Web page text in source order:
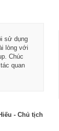
sử dụng
lòng với
Chúc
quan
- Chủ tịch